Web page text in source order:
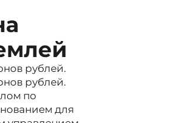
рублей.
рублей.
по
для